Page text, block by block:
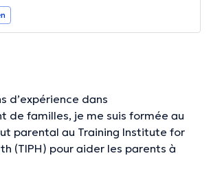
d’expérience dans
de familles, je me suis formée au
parental au Training Institute for
(TIPH) pour aider les parents à